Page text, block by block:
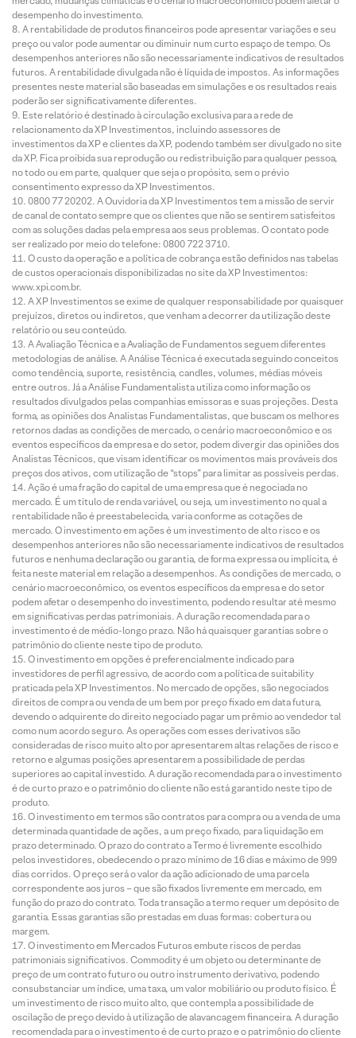
desempenho do investimento.
A rentabilidade de produtos financeiros pode apresentar variações e seu
preço ou valor pode aumentar ou diminuir num curto espaço de tempo. Os
desempenhos anteriores não são necessariamente indicativos de resultados
futuros. A rentabilidade divulgada não é líquida de impostos. As informações
presentes neste material são baseadas em simulações e os resultados reais
poderão ser significativamente diferentes.
Este relatório é destinado à circulação exclusiva para a rede de
relacionamento da XP Investimentos, incluindo assessores de
investimentos da XP e clientes da XP, podendo também ser divulgado no site
da XP. Fica proibida sua reprodução ou redistribuição para qualquer pessoa,
no todo ou em parte, qualquer que seja o propósito, sem o prévio
consentimento expresso da XP Investimentos.
0800 77 20202. A Ouvidoria da XP Investimentos tem a missão de servir
de canal de contato sempre que os clientes que não se sentirem satisfeitos
com as soluções dadas pela empresa aos seus problemas. O contato pode
ser realizado por meio do telefone: 0800 722 3710.
O custo da operação e a política de cobrança estão definidos nas tabelas
de custos operacionais disponibilizadas no site da XP Investimentos:
www.xpi.com.br.
A XP Investimentos se exime de qualquer responsabilidade por quaisquer
prejuízos, diretos ou indiretos, que venham a decorrer da utilização deste
relatório ou seu conteúdo.
A Avaliação Técnica e a Avaliação de Fundamentos seguem diferentes
metodologias de análise. A Análise Técnica é executada seguindo conceitos
como tendência, suporte, resistência, candles, volumes, médias móveis
entre outros. Já a Análise Fundamentalista utiliza como informação os
resultados divulgados pelas companhias emissoras e suas projeções. Desta
forma, as opiniões dos Analistas Fundamentalistas, que buscam os melhores
retornos dadas as condições de mercado, o cenário macroeconômico e os
eventos específicos da empresa e do setor, podem divergir das opiniões dos
Analistas Técnicos, que visam identificar os movimentos mais prováveis dos
preços dos ativos, com utilização de “stops” para limitar as possíveis perdas.
Ação é uma fração do capital de uma empresa que é negociada no
mercado. É um título de renda variável, ou seja, um investimento no qual a
rentabilidade não é preestabelecida, varia conforme as cotações de
mercado. O investimento em ações é um investimento de alto risco e os
desempenhos anteriores não são necessariamente indicativos de resultados
futuros e nenhuma declaração ou garantia, de forma expressa ou implícita, é
feita neste material em relação a desempenhos. As condições de mercado, o
cenário macroeconômico, os eventos específicos da empresa e do setor
podem afetar o desempenho do investimento, podendo resultar até mesmo
em significativas perdas patrimoniais. A duração recomendada para o
investimento é de médio-longo prazo. Não há quaisquer garantias sobre o
patrimônio do cliente neste tipo de produto.
O investimento em opções é preferencialmente indicado para
investidores de perfil agressivo, de acordo com a política de suitability
praticada pela XP Investimentos. No mercado de opções, são negociados
direitos de compra ou venda de um bem por preço fixado em data futura,
devendo o adquirente do direito negociado pagar um prêmio ao vendedor tal
como num acordo seguro. As operações com esses derivativos são
consideradas de risco muito alto por apresentarem altas relações de risco e
retorno e algumas posições apresentarem a possibilidade de perdas
superiores ao capital investido. A duração recomendada para o investimento
é de curto prazo e o patrimônio do cliente não está garantido neste tipo de
produto.
O investimento em termos são contratos para compra ou a venda de uma
determinada quantidade de ações, a um preço fixado, para liquidação em
prazo determinado. O prazo do contrato a Termo é livremente escolhido
pelos investidores, obedecendo o prazo mínimo de 16 dias e máximo de 999
dias corridos. O preço será o valor da ação adicionado de uma parcela
correspondente aos juros – que são fixados livremente em mercado, em
função do prazo do contrato. Toda transação a termo requer um depósito de
garantia. Essas garantias são prestadas em duas formas: cobertura ou
margem.
O investimento em Mercados Futuros embute riscos de perdas
patrimoniais significativos. Commodity é um objeto ou determinante de
preço de um contrato futuro ou outro instrumento derivativo, podendo
consubstanciar um índice, uma taxa, um valor mobiliário ou produto físico. É
um investimento de risco muito alto, que contempla a possibilidade de
oscilação de preço devido à utilização de alavancagem financeira. A duração
recomendada para o investimento é de curto prazo e o patrimônio do cliente